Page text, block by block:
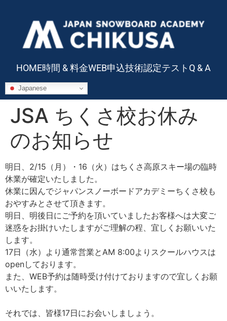
HOME時間 & 料金WEB申込技術認定テスト Q & A
Japanese
JSA ちくさ校お休み
のお知らせ
明日、2/15（月）・16（火）はちくさ高原スキー場の臨時
休業が確定いたしました。
休業に因んでジャパンスノーボードアカデミーちくさ校も
おやすみとさせて頂きます。
明日、明後日にご予約を頂いていましたお客様へは大変ご
迷惑をお掛けいたしますがご理解の程、宜しくお願いいた
します。
17日（水）より通常営業とAM 8:00よりスクールハウスは
openしております。
また、WEB予約は随時受け付けておりますので宜しくお願
いいたします。
それでは、皆様17日にお会いしましょう。